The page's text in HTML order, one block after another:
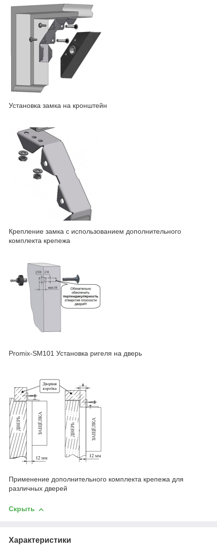
Установка замка на кронштейн
Крепление замка с использованием дополнительного
комплекта крепежа
Promix-SM101 Установка ригеля на дверь
Применение дополнительного комплекта крепежа для
различных дверей
Скрыть
Характеристики